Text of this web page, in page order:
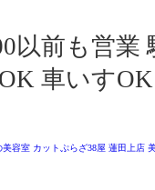
以前も営業
車いす
美容室 カットぷらざ38屋 蓮田上店